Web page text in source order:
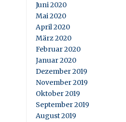
Juni 2020
Mai 2020
April 2020
März 2020
Februar 2020
Januar 2020
Dezember 2019
November 2019
Oktober 2019
September 2019
August 2019